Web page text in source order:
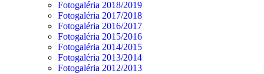
Fotogaléria 2018/2019
Fotogaléria 2017/2018
Fotogaléria 2016/2017
Fotogaléria 2015/2016
Fotogaléria 2014/2015
Fotogaléria 2013/2014
Fotogaléria 2012/2013